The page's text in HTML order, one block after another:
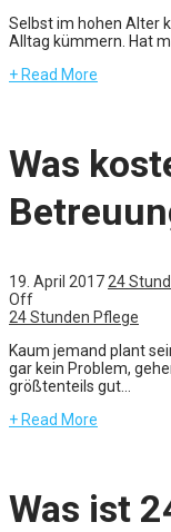
Selbst im hohen Alter
Alltag kümmern. Hat
+ Read More
Was
19. April 2017 24
Off
24 Stunden Pflege
Kaum jemand plant
gar kein Problem,
größtenteils gut...
+ Read More
Was ist